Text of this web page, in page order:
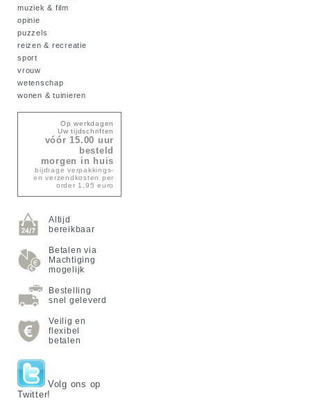
muziek & film
opinie
puzzels
reizen & recreatie
sport
vrouw
wetenschap
wonen & tuinieren
Op werkdagen
Uw tijdschriften
vóór 15.00 uur
besteld
morgen in huis
bijdrage verpakkings-
en verzendkosten per
order 1,95 euro
Altijd
bereikbaar
Betalen via
Machtiging
mogelijk
Bestelling
snel geleverd
Veilig en
flexibel
betalen
Volg ons op
Twitter!